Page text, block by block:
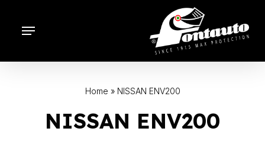
main
content
Menu
Home » NISSAN ENV200
NISSAN ENV200